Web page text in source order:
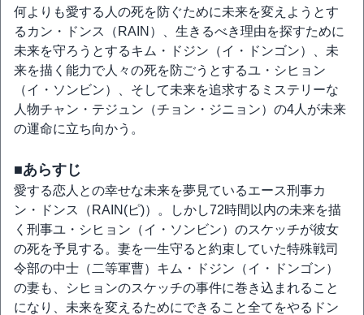
何よりも愛する人の死を防ぐために未来を変えようとす
るカン・ドンス（RAIN）、生きるべき理由を探すために
未来を守ろうとするキム・ドジン（イ・ドンゴン）、未
来を描く能力で人々の死を防ごうとするユ・シヒョン
（イ・ソンビン）、そして未来を追求するミステリーな
人物チャン・テジュン（チョン・ジニョン）の4人が未来
の運命に立ち向かう。
■あらすじ
愛する恋人との幸せな未来を夢見ているエース刑事カ
ン・ドンス（RAIN(ピ)）。しかし72時間以内の未来を描
く刑事ユ・シヒョン（イ・ソンビン）のスケッチが彼女
の死を予見する。妻を一生守ると約束していた特殊戦司
令部の中士（二等軍曹）キム・ドジン（イ・ドンゴン）
の妻も、シヒョンのスケッチの事件に巻き込まれること
になり、未来を変えるためにできること全てをやるドン